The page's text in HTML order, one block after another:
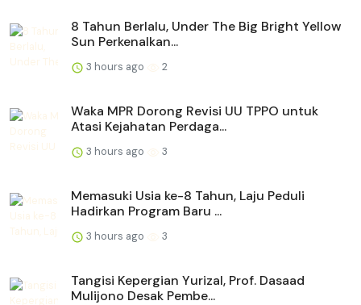
8 Tahun Berlalu, Under The Big Bright Yellow
Sun Perkenalkan...
3 hours ago 2
Waka MPR Dorong Revisi UU TPPO untuk
Atasi Kejahatan Perdaga...
3 hours ago 3
Memasuki Usia ke-8 Tahun, Laju Peduli
Hadirkan Program Baru ...
3 hours ago 3
Tangisi Kepergian Yurizal, Prof. Dasaad
Mulijono Desak Pembe...